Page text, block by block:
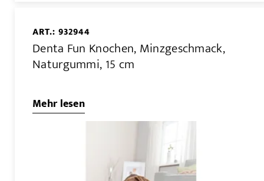
ART.: 932944
Denta Fun Knochen, Minzgeschmack,
Naturgummi, 15 cm
Mehr lesen